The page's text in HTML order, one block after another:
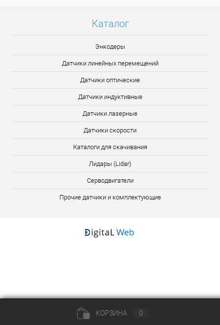
Каталог
Энкодеры
Датчики линейных перемещений
Датчики оптические
Датчики индуктивные
Датчики лазерные
Датчики скорости
Каталоги для скачивания
Лидары (Lidar)
Серводвигатели
Прочие датчики и комплектующие
КОРЗИНА 0